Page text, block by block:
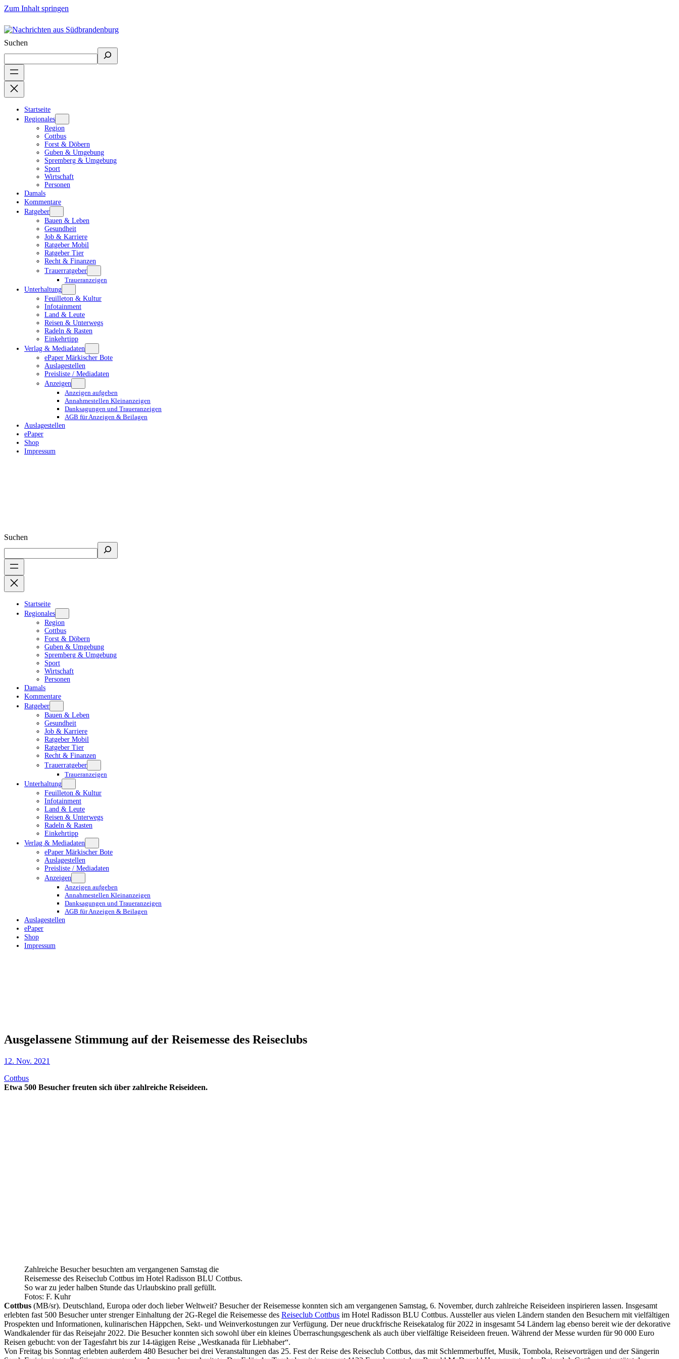
Zum Inhalt springen
Suchen
Startseite
Regionales
Region
Cottbus
Forst & Döbern
Guben & Umgebung
Spremberg & Umgebung
Sport
Wirtschaft
Personen
Damals
Kommentare
Ratgeber
Bauen & Leben
Gesundheit
Job & Karriere
Ratgeber Mobil
Ratgeber Tier
Recht & Finanzen
Trauerratgeber
Traueranzeigen
Unterhaltung
Feuilleton & Kultur
Infotainment
Land & Leute
Reisen & Unterwegs
Radeln & Rasten
Einkehrtipp
Verlag & Mediadaten
ePaper Märkischer Bote
Auslagestellen
Preisliste / Mediadaten
Anzeigen
Anzeigen aufgeben
Annahmestellen Kleinanzeigen
Danksagungen und Traueranzeigen
AGB für Anzeigen & Beilagen
Auslagestellen
ePaper
Shop
Impressum
Suchen
Startseite
Regionales
Region
Cottbus
Forst & Döbern
Guben & Umgebung
Spremberg & Umgebung
Sport
Wirtschaft
Personen
Damals
Kommentare
Ratgeber
Bauen & Leben
Gesundheit
Job & Karriere
Ratgeber Mobil
Ratgeber Tier
Recht & Finanzen
Trauerratgeber
Traueranzeigen
Unterhaltung
Feuilleton & Kultur
Infotainment
Land & Leute
Reisen & Unterwegs
Radeln & Rasten
Einkehrtipp
Verlag & Mediadaten
ePaper Märkischer Bote
Auslagestellen
Preisliste / Mediadaten
Anzeigen
Anzeigen aufgeben
Annahmestellen Kleinanzeigen
Danksagungen und Traueranzeigen
AGB für Anzeigen & Beilagen
Auslagestellen
ePaper
Shop
Impressum
Ausgelassene Stimmung auf der Reisemesse des Reiseclubs
12. Nov. 2021
Cottbus
Etwa 500 Besucher freuten sich über zahlreiche Reiseideen.
Zahlreiche Besucher besuchten am vergangenen Samstag die
Reisemesse des Reiseclub Cottbus im Hotel Radisson BLU Cottbus.
So war zu jeder halben Stunde das Urlaubskino prall gefüllt.
Fotos: F. Kuhr
Cottbus (MB/sr). Deutschland, Europa oder doch lieber Weltweit? Besucher der Reisemesse konnten sich am vergangenen Samstag, 6. November, durch zahlreiche Reiseideen inspirieren lassen. Insgesamt
erlebten fast 500 Besucher unter strenger Einhaltung der 2G-Regel die Reisemesse des Reiseclub Cottbus im Hotel Radisson BLU Cottbus. Aussteller aus vielen Ländern standen den Besuchern mit vielfältigen
Prospekten und Informationen, kulinarischen Häppchen, Sekt- und Weinverkostungen zur Verfügung. Der neue druckfrische Reisekatalog für 2022 in insgesamt 54 Ländern lag ebenso bereit wie der dekorative
Wandkalender für das Reisejahr 2022. Die Besucher konnten sich sowohl über ein kleines Überraschungsgeschenk als auch über vielfältige Reiseideen freuen. Während der Messe wurden für 90 000 Euro
Reisen gebucht: von der Tagesfahrt bis zur 14-tägigen Reise „Westkanada für Liebhaber“.
Von Freitag bis Sonntag erlebten außerdem 480 Besucher bei drei Veranstaltungen das 25. Fest der Reise des Reiseclub Cottbus, das mit Schlemmerbuffet, Musik, Tombola, Reisevorträgen und der Sängerin